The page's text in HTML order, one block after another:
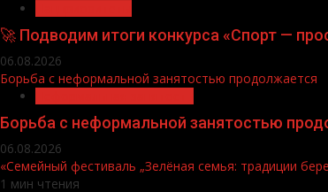
🚀 Подводим итоги конкурса «Спорт —
06.08.2026
Борьба с неформальной занятостью продолжается
Борьба с неформальной занятостью
06.08.2026
«Семейный фестиваль „Зелёная семья: традиции
1 мин чтения